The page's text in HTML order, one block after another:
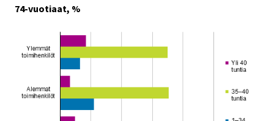
74-vuotiaat, %